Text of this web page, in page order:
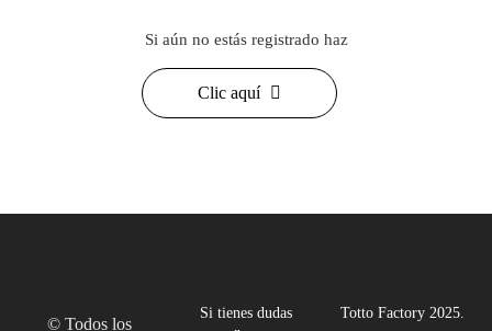
Si aún no estás registrado haz
Clic aquí
© Todos los
Si tienes dudas
Totto Factory 2025.